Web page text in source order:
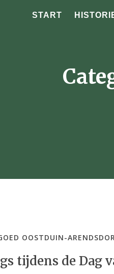
START
OOSTDUIN-
tijdens de Dag